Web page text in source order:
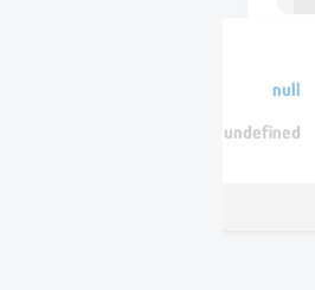
null
undefined